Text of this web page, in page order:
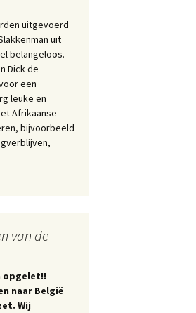
uitgevoerd
uit
belangeloos.
Dick de
een
leuke en
Afrikaanse
bijvoorbeeld
van de
opgelet!!
naar België
Wij